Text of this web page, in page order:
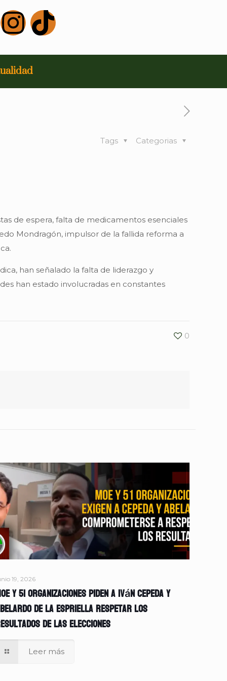
Categorias
Tags
de espera, falta de medicamentos esenciales
Mondragón, impulsor de la fallida reforma a
han señalado la falta de liderazgo y
han estado involucradas en constantes
0
19, 2026
y 51 organizaciones piden a Iván Cepeda y
de la Espriella respetar los
de las elecciones
Leer más